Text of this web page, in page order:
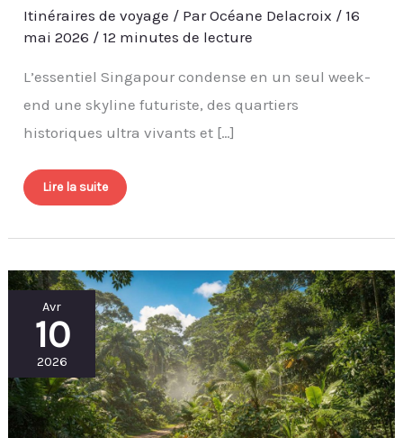
Itinéraires de voyage / ParOcéane Delacroix / 16
mai 2026 / 12 minutes de lecture
L’essentiel Singapour condense en un seul week-
end une skyline futuriste, des quartiers
historiques ultra vivants et […]
Lire la suite
Avr
10
2026
Nature
et
randonnée
Singapour
:
découvrez
les
meilleurs
spots